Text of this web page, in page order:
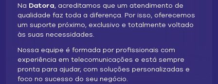
Na Datora, acreditamos que um atendimento de
qualidade faz toda a diferença. Por isso, oferecemos
um suporte próximo, exclusivo e totalmente voltado
às suas necessidades.​
Nossa equipe é formada por profissionais com
experiência em telecomunicações e está sempre
pronta para ajudar, com soluções personalizadas e
foco no sucesso do seu negócio.​